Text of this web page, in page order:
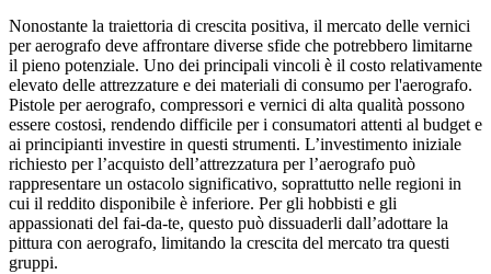
Nonostante la traiettoria di crescita positiva, il mercato delle vernici
per aerografo deve affrontare diverse sfide che potrebbero limitarne
il pieno potenziale. Uno dei principali vincoli è il costo relativamente
elevato delle attrezzature e dei materiali di consumo per l'aerografo.
Pistole per aerografo, compressori e vernici di alta qualità possono
essere costosi, rendendo difficile per i consumatori attenti al budget e
ai principianti investire in questi strumenti. L’investimento iniziale
richiesto per l’acquisto dell’attrezzatura per l’aerografo può
rappresentare un ostacolo significativo, soprattutto nelle regioni in
cui il reddito disponibile è inferiore. Per gli hobbisti e gli
appassionati del fai-da-te, questo può dissuaderli dall’adottare la
pittura con aerografo, limitando la crescita del mercato tra questi
gruppi.